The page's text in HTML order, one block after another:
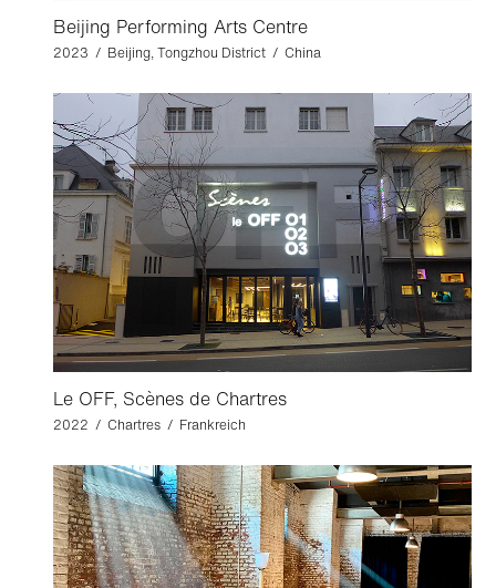
Beijing Performing Arts Centre
2023 / Beijing, Tongzhou District / China
Le OFF, Scènes de Chartres
2022 / Chartres / Frankreich